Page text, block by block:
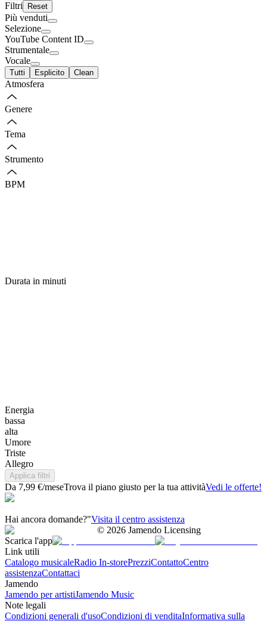
Filtri Reset
Più venduti
Selezione
YouTube Content ID
Strumentale
Vocale
Tutti Esplicito Clean
Atmosfera
Genere
Tema
Strumento
BPM
Durata in minuti
Energia
bassa
alta
Umore
Triste
Allegro
Applica filtri
Da 7,99 €/meseTrova il piano giusto per la tua attivitàVedi le offerte!
Hai ancora domande?"Visita il centro assistenza
© 2026 Jamendo Licensing
Scarica l'app
Link utili
Catalogo musicaleRadio In-storePrezziContattoCentro
assistenzaContattaci
Jamendo
Jamendo per artistiJamendo Music
Note legali
Condizioni generali d'usoCondizioni di venditaInformativa sulla